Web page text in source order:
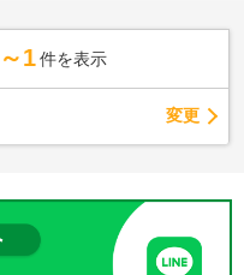
1 件を表示
変更